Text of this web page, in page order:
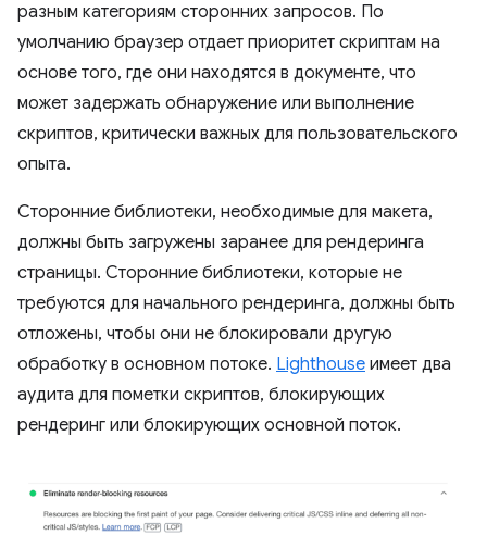
разным категориям сторонних запросов. По
умолчанию браузер отдает приоритет скриптам на
основе того, где они находятся в документе, что
может задержать обнаружение или выполнение
скриптов, критически важных для пользовательского
опыта.
Сторонние библиотеки, необходимые для макета,
должны быть загружены заранее для рендеринга
страницы. Сторонние библиотеки, которые не
требуются для начального рендеринга, должны быть
отложены, чтобы они не блокировали другую
обработку в основном потоке. Lighthouse имеет два
аудита для пометки скриптов, блокирующих
рендеринг или блокирующих основной поток.